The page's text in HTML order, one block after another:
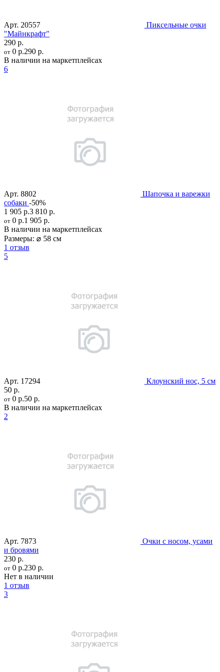
Арт. 20557
Пиксельные очки
"Mайнкрафт"
290 р.
от 0 р.290 р.
В наличии на маркетплейсах
6
Арт. 8802
Шапочка и варежки
собаки -50%
1 905 р.3 810 р.
от 0 р.1 905 р.
В наличии на маркетплейсах
Размеры: ⌀ 58 см
1 отзыв
5
Арт. 17294
Клоунский нос, 5 см
50 р.
от 0 р.50 р.
В наличии на маркетплейсах
2
Арт. 7873
Очки с носом, усами
и бровями
230 р.
от 0 р.230 р.
Нет в наличии
1 отзыв
3